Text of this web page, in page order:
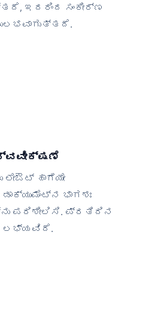
ಇದರಿಂದ ಸಂಕೀರ್ಣ
ಹಾಗೆಯೇ
ಭಾಗಶಃ
ಪರಿಶೀಲಿಸಿ. ಪ್ರತಿದಿನ
ಲಭ್ಯವಿದೆ.